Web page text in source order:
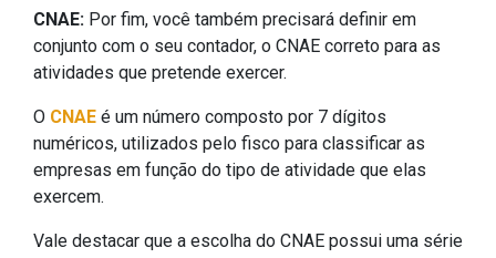
CNAE: Por fim, você também precisará definir em
conjunto com o seu contador, o CNAE correto para as
atividades que pretende exercer.
O CNAE é um número composto por 7 dígitos
numéricos, utilizados pelo fisco para classificar as
empresas em função do tipo de atividade que elas
exercem.
Vale destacar que a escolha do CNAE possui uma série